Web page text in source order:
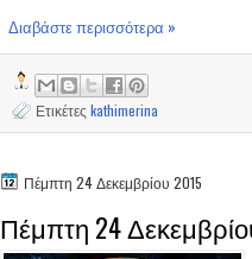
Διαβάστε περισσότερα »
Ετικέτες kathimerina
Πέμπτη 24 Δεκεμβρίου 2015
Πέμπτη 24